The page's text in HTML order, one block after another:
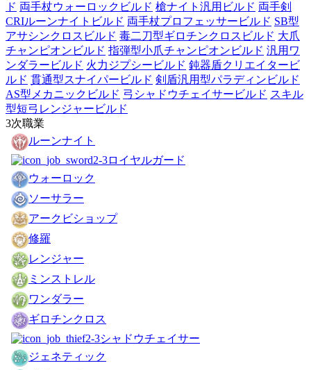
ド 両手杖ウォーロックビルド 槍ナイト汎用ビルド 両手剣
CRIルーンナイトビルド 両手杖プロフェッサービルド SB型
アサシンクロスビルド 毒二刀型ギロチンクロスビルド 大爪
チャンピオンビルド 指弾型小爪チャンピオンビルド 汎用ワ
ンダラービルド 火力ジプシービルド 鈍器盾クリエイタービ
ルド 貫通型スナイパービルド 剣盾汎用型パラディンビルド
AS型メカニックビルド 弓シャドウチェイサービルド スキル
型短弓レンジャービルド
3次職業
ルーンナイト
ロイヤルガード
ウォーロック
ソーサラー
アークビショップ
修羅
レンジャー
ミンストレル
ワンダラー
ギロチンクロス
シャドウチェイサー
ジェネティック